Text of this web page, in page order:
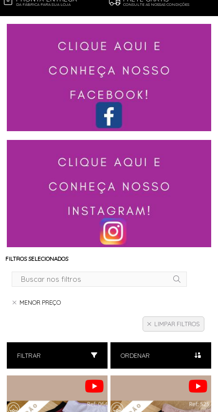
DA FÁBRICA PARA SUA LOJA CONSULTE AS NOSSAS CONDIÇÕES
FILTROS SELECIONADOS
MENOR PREÇO
LIMPAR FILTROS
FILTRAR ORDENAR